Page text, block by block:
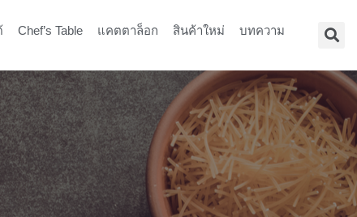
Chef’s Table แคตตาล็อก สินค้าใหม่ บทความ